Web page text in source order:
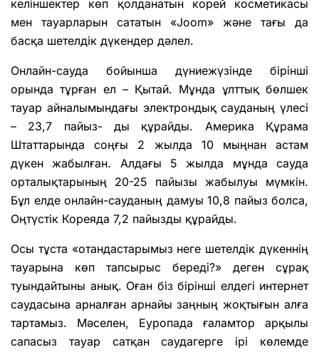
келіншектер көп қолданатын корей косметикасы
мен тауарларын сататын «Joom» және тағы да
басқа шетелдік дүкендер дәлел.
Онлайн-сауда бойынша дүниежүзінде бірінші
орында тұрған ел – Қытай. Мұнда ұлттық бөлшек
тауар айналымындағы электрондық сауданың үлесі
– 23,7 пайыз- ды құрайды. Америка Құрама
Штаттарында соңғы 2 жылда 10 мыңнан астам
дүкен жабылған. Алдағы 5 жылда мұнда сауда
орталықтарының 20-25 пайызы жабылуы мүмкін.
Бұл елде онлайн-сауданың дамуы 10,8 пайыз болса,
Оңтүстік Кореяда 7,2 пайызды құрайды.
Осы тұста «отандастарымыз неге шетелдік дүкеннің
тауарына көп тапсырыс береді?» деген сұрақ
туындайтыны анық. Оған біз бірінші елдегі интернет
саудасына арналған арнайы заңның жоқтығын алға
тартамыз. Мәселен, Еуропада ғаламтор арқылы
сапасыз тауар сатқан саудагерге ірі көлемде